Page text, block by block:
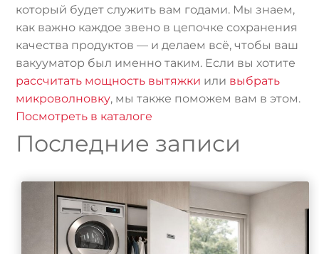
который будет служить вам годами. Мы знаем,
как важно каждое звено в цепочке сохранения
качества продуктов — и делаем всё, чтобы ваш
вакууматор был именно таким. Если вы хотите
рассчитать мощность вытяжки или выбрать
микроволновку, мы также поможем вам в этом.
Посмотреть в каталоге
Последние записи